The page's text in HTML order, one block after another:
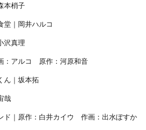
本梢子
堂｜岡井ハルコ
沢真理
：アルコ 原作：河原和音
ん｜坂本拓
哉
ド｜原作：白井カイウ 作画：出水ぽすか